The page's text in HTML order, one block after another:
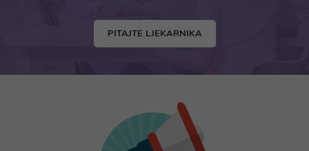
PITAJTE LJEKARNIKA